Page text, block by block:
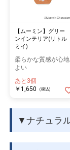
【ムーミン】グリー
ンインテリア(リトル
ミイ)
柔らかな質感が心地
よい
あと3個
￥1,650
(税込)
▼ナチュラ